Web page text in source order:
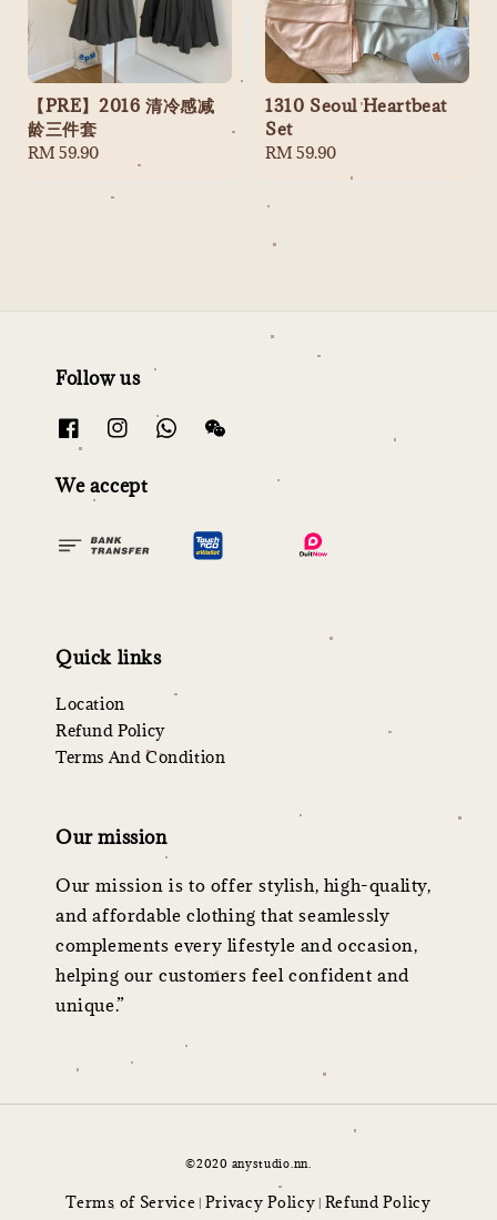
【PRE】2016 清冷感减
龄三件套
Regular
RM 59.90
1310 Seoul Heartbeat
Set
Regular
RM 59.90
Follow us
We accept
Quick links
Location
Refund Policy
Terms And Condition
Our mission
Our mission is to offer stylish, high-quality,
and affordable clothing that seamlessly
complements every lifestyle and occasion,
helping our customers feel confident and
unique.”
©2020 anystudio.nn.
Terms of Service Privacy Policy Refund Policy